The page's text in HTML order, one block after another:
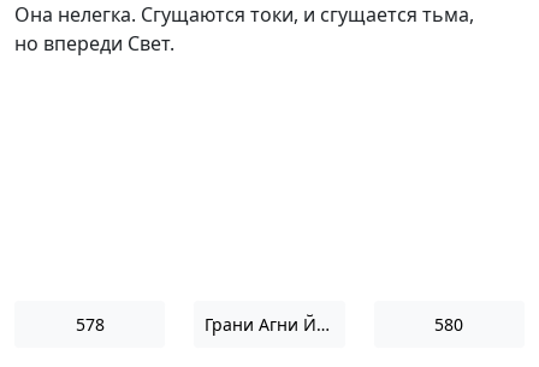
Она нелегка. Сгущаются токи, и сгущается тьма,
но впереди Свет.
578 Грани Агни Йоги 1963 580